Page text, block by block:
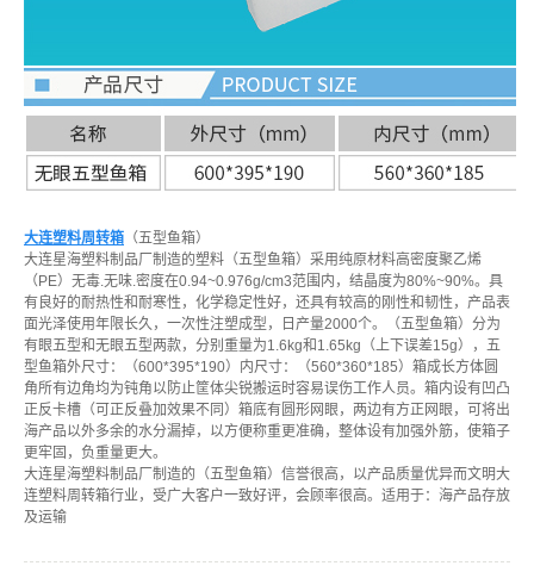
大连塑料周转箱 （五型鱼箱）
大连星海塑料制品厂制造的塑料（五型鱼箱）采用纯原材料高密度聚乙烯
（PE）无毒.无味.密度在0.94~0.976g/cm3范围内，结晶度为80%~90%。具
有良好的耐热性和耐寒性，化学稳定性好，还具有较高的刚性和韧性，产品表
面光泽使用年限长久，一次性注塑成型，日产量2000个。（五型鱼箱）分为
有眼五型和无眼五型两款，分别重量为1.6kg和1.65kg（上下误差15g），五
型鱼箱外尺寸：（600*395*190）内尺寸：（560*360*185）箱成长方体圆
角所有边角均为钝角以防止筐体尖锐搬运时容易误伤工作人员。箱内设有凹凸
正反卡槽（可正反叠加效果不同）箱底有圆形网眼，两边有方正网眼，可将出
海产品以外多余的水分漏掉，以方便称重更准确，整体设有加强外筋，使箱子
更牢固，负重量更大。
大连星海塑料制品厂制造的（五型鱼箱）信誉很高，以产品质量优异而文明大
连塑料周转箱行业，受广大客户一致好评，会顾率很高。适用于：海产品存放
及运输